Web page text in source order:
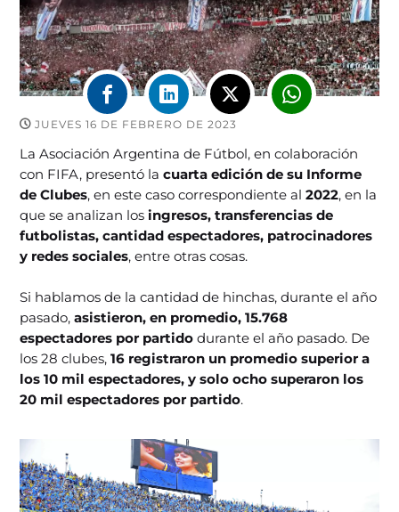
JUEVES 16 DE FEBRERO DE 2023
La Asociación Argentina de Fútbol, en colaboración
con FIFA, presentó lacuarta edición de su Informe
de Clubes, en este caso correspondiente al2022, en la
que se analizan los ingresos, transferencias de
futbolistas, cantidad espectadores, patrocinadores
y redes sociales, entre otras cosas.
Si hablamos de la cantidad de hinchas, durante el año
pasado,asistieron, en promedio, 15.768
espectadores por partido durante el año pasado. De
los 28 clubes,16 registraron un promedio superior a
los 10 mil espectadores, y solo ocho superaron los
20 mil espectadores por partido.